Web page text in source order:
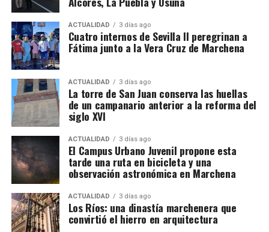
fenómeno: la demolición de los tramos que
dificultaban la circulación y la expansión urbana.
Bellido señala que durante el siglo XIX se
produjeron importantes destrucciones:
buena parte de la Puerta de Osuna, se abrió la calle
San Francisco cortando el recinto,la apertura de la
calle Zurbarán afectó al lienzo que comunicaba el
recinto principal con la Alcazaba y también
desapareció lo poco que quedaba de la Puerta de
Écija que ya habia sido demolida junto a la barriada
del mismo nombre en 1650 por orden del virrey de
Napoles.
existencia y actual denominación de este Tribunal
de Instancia está igualmente recogida por el
Ministerio de Justicia.
Una estructura de más de treinta
sociedades
Detrás de las operaciones aparentemente ordinarias
de importación y distribución de alcohol, los
investigadores aseguran haber descubierto una
arquitectura empresarial mucho más compleja. El
entramado estaría compuesto por más de treinta
sociedades, cada una con una función determinada,
además de una estructura empresarial paralela que
habría servido para canalizar fondos procedentes de
la actividad presuntamente delictiva.
ACTUALIDAD 3 días ago
Cuatro internos de Sevilla II peregrinan a
Fátima junto a la Vera Cruz de Marchena
ACTUALIDAD 3 días ago
La torre de San Juan conserva las huellas
de un campanario anterior a la reforma del
siglo XVI
ACTUALIDAD 3 días ago
El Campus Urbano Juvenil propone esta
tarde una ruta en bicicleta y una
observación astronómica en Marchena
ACTUALIDAD 3 días ago
Los Ríos: una dinastía marchenera que
convirtió el hierro en arquitectura